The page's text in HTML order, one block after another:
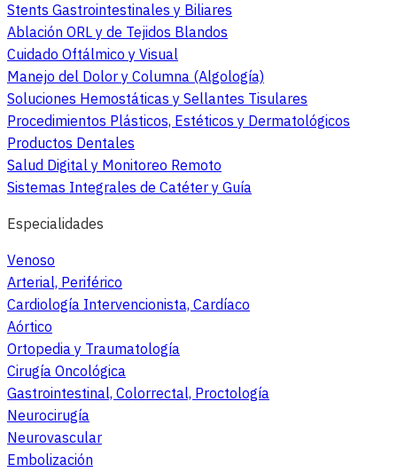
Stents Gastrointestinales y Biliares
Ablación ORL y de Tejidos Blandos
Cuidado Oftálmico y Visual
Manejo del Dolor y Columna (Algología)
Soluciones Hemostáticas y Sellantes Tisulares
Procedimientos Plásticos, Estéticos y Dermatológicos
Productos Dentales
Salud Digital y Monitoreo Remoto
Sistemas Integrales de Catéter y Guía
Especialidades
Venoso
Arterial, Periférico
Cardiología Intervencionista, Cardíaco
Aórtico
Ortopedia y Traumatología
Cirugía Oncológica
Gastrointestinal, Colorrectal, Proctología
Neurocirugía
Neurovascular
Embolización